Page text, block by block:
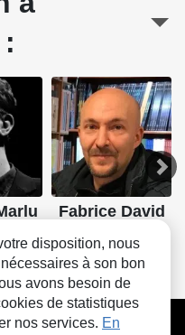
Fabrice David
Cookies
disposition, nous
à son bon
avons besoin de
de statistiques
nos services. En